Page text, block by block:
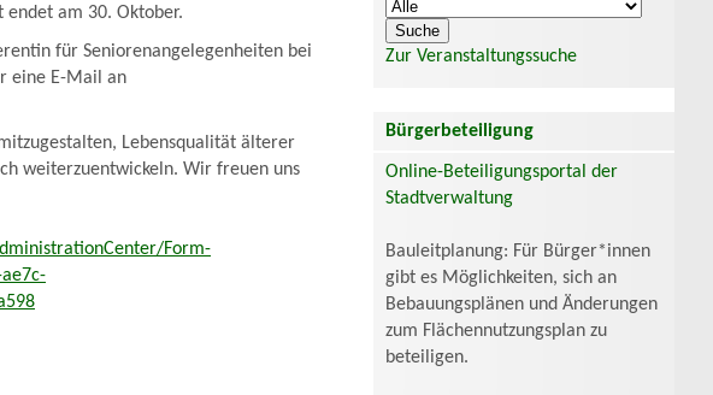
am 30. Oktober.
für Seniorenangelegenheiten bei
eine E-Mail an
Lebensqualität älterer
weiterzuentwickeln. Wir freuen uns
Form-
Zur Veranstaltungssuche
Bürgerbeteiligung
Online-Beteiligungsportal der
Stadtverwaltung
Bauleitplanung: Für Bürger*innen
gibt es Möglichkeiten, sich an
Bebauungsplänen und Änderungen
zum Flächennutzungsplan zu
beteiligen.